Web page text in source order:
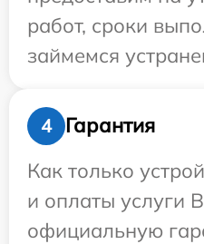
работ, сроки
займемся
4
Гарантия
Как только
и оплаты услуги
официальную